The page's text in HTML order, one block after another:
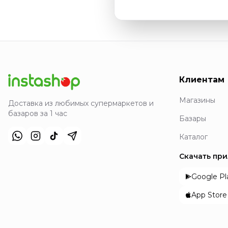
Доставка из любимых супермаркетов и
базаров за 1 час
Клиентам
Магазины
Базары
Каталог
Скачать
Google
App Store